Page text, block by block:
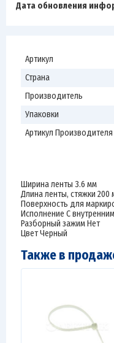
Дата обновления
Артикул
Страна
Производитель
Упаковки
Артикул Производителя
Ширина ленты 3.6 мм
Длина ленты, стяжки 200
Поверхность для
Исполнение С
Разборный зажим Нет
Цвет Черный
Также в